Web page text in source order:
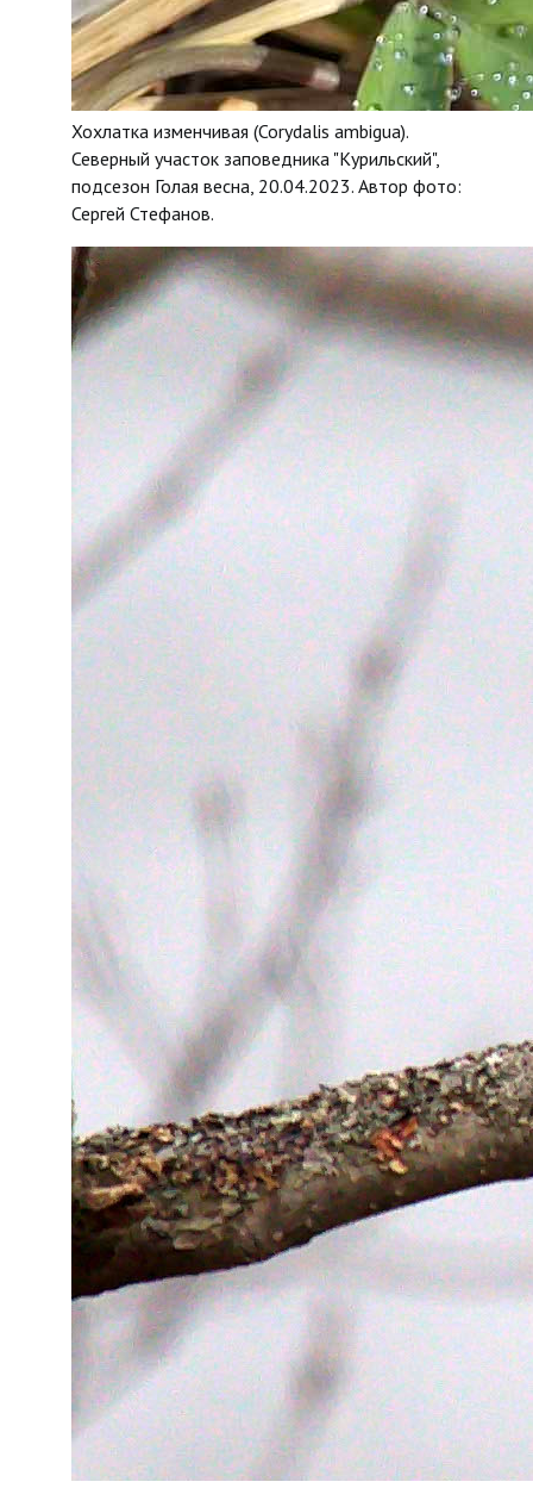
Хохлатка изменчивая (Corydalis ambigua).
Северный участок заповедника "Курильский",
подсезон Голая весна, 20.04.2023. Автор фото:
Сергей Стефанов.